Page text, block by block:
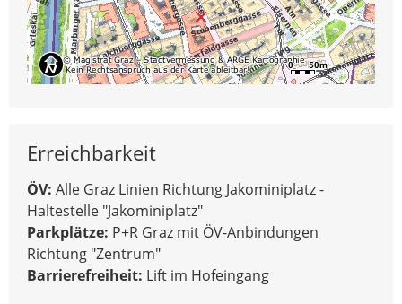
Erreichbarkeit
ÖV: Alle Graz Linien Richtung Jakominiplatz -
Haltestelle "Jakominiplatz"
Parkplätze: P+R Graz mit ÖV-Anbindungen
Richtung "Zentrum"
Barrierefreiheit: Lift im Hofeingang